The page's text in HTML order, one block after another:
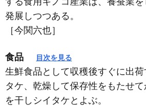
発展しつつある。
［今関六也］
食品 目次を見る
生鮮食品として収穫後すぐに出
タケ、乾燥して保存性をもたせ
を干しシイタケとよぶ。